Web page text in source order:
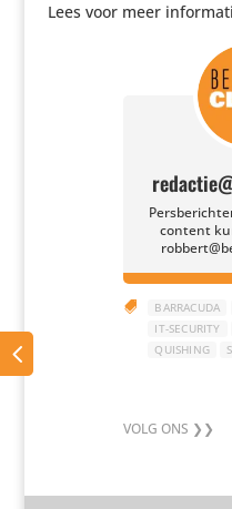
Lees voor meer
content
 BARRACUDA
IT-SECURITY
QUISHING